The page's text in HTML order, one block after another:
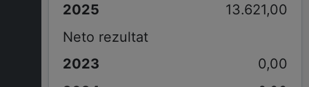
13.621,00
Neto rezultat
0,00